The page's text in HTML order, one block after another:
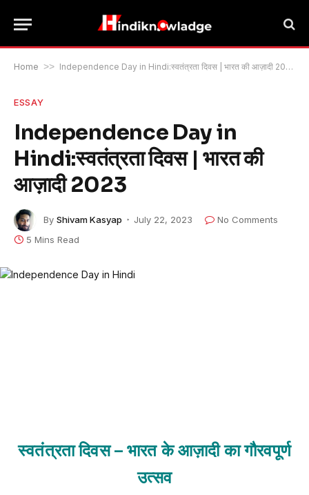
Home >> Independence Day in Hindi:स्वतंत्रता दिवस | भारत की आज़ादी 2023
ESSAY
Independence Day in
Hindi:स्वतंत्रता दिवस | भारत की
आज़ादी 2023
By Shivam Kasyap July 22, 2023
No Comments
5 Mins Read
स्वतंत्रता दिवस – भारत के आज़ादी का गौरवपूर्ण
उत्सव